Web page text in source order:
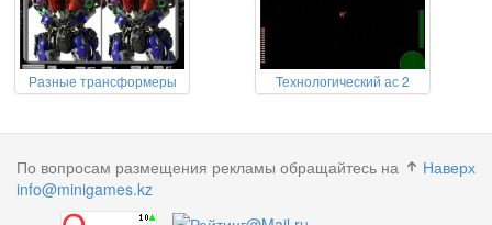
Разные трансформеры Технологический ас 2
Наверх
По вопросам размещения рекламы обращайтесь на
info@minigames.kz